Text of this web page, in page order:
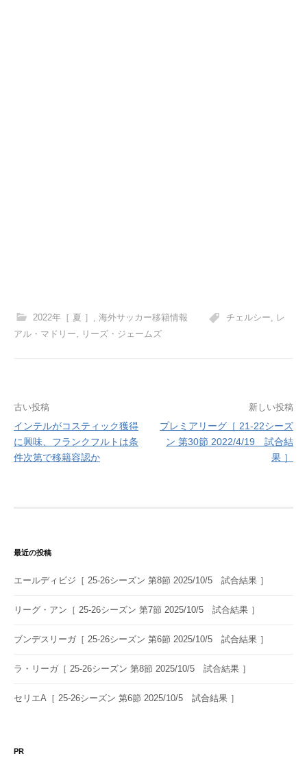
2022年［ 夏 ］ , 海外サッカー移籍情報 チェルシー, レ
アル・マドリー
リーズ・ジェームズ
投
稿
ナ
シ
ョ
古い投稿
インテルがコスティック獲得
に興味、フランクフルトは条
件次第で移籍容認か
新しい投稿
プレミアリーグ［ 21-22シーズ
ン 第30節 2022/4/19 試合結
果 ］
最近の投稿
エールディビジ［ 25-26シーズン 第8節 2025/10/5 試合結果 ］
リーグ・アン［ 25-26シーズン 第7節 2025/10/5 試合結果 ］
ブンデスリーガ［ 25-26シーズン 第6節 2025/10/5 試合結果 ］
ラ・リーガ［ 25-26シーズン 第8節 2025/10/5 試合結果 ］
セリエA［ 25-26シーズン 第6節 2025/10/5 試合結果 ］
PR